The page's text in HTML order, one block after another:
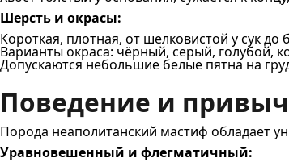
Шерсть и окрасы:
Короткая, плотная, от шелковистой у сук до
Варианты окраса: чёрный, серый, голубой,
Допускаются небольшие белые пятна на
Поведение и
Порода неаполитанский мастиф обладает
Уравновешенный и флегматичный: